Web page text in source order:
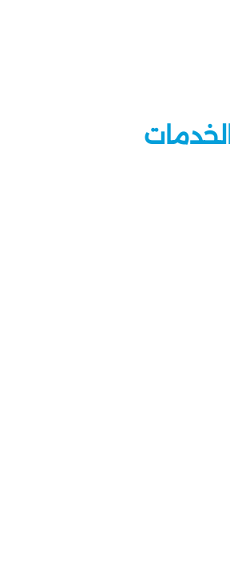
الخدمات